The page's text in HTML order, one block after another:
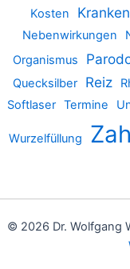
Kosten
Nebenwirkungen
Organismus
Quecksilber
Reiz
Softlaser Termine
Wurzelfüllung
© 2026 Dr. Wolfgang